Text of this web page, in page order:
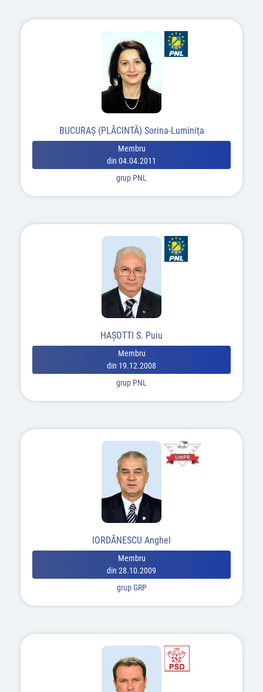
BUCURAȘ (PLĂCINTĂ) Sorina-Luminiţa
Membru
din 04.04.2011
grup PNL
HAŞOTTI S. Puiu
Membru
din 19.12.2008
grup PNL
IORDĂNESCU Anghel
Membru
din 28.10.2009
grup GRP